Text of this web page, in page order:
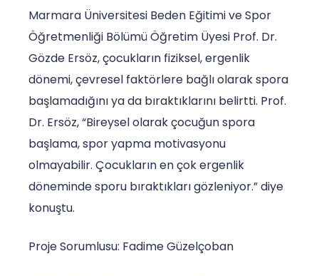
Marmara Üniversitesi Beden Eğitimi ve Spor
Öğretmenliği Bölümü Öğretim Üyesi Prof. Dr.
Gözde Ersöz, çocukların fiziksel, ergenlik
dönemi, çevresel faktörlere bağlı olarak spora
başlamadığını ya da bıraktıklarını belirtti. Prof.
Dr. Ersöz, “Bireysel olarak çocuğun spora
başlama, spor yapma motivasyonu
olmayabilir. Çocukların en çok ergenlik
döneminde sporu bıraktıkları gözleniyor.” diye
konuştu.
Proje Sorumlusu: Fadime Güzelçoban